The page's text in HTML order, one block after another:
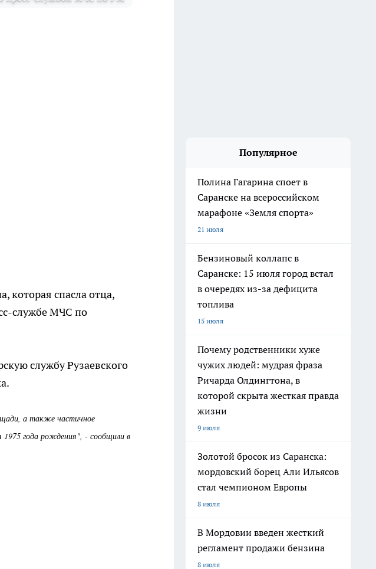
которая спасла отца,
службе МЧС по
службу Рузаевского
а также частичное
1975 года рождения", - сообщили в
Популярное
Полина Гагарина споет в
Саранске на всероссийском
марафоне «Земля спорта»
21 июля
Бензиновый коллапс в
Саранске: 15 июля город встал
в очередях из-за дефицита
топлива
15 июля
Почему родственники хуже
чужих людей: мудрая фраза
Ричарда Олдингтона, в
которой скрыта жесткая правда
жизни
9 июля
Золотой бросок из Саранска:
мордовский борец Али Ильясов
стал чемпионом Европы
8 июля
В Мордовии введен жесткий
регламент продажи бензина
8 июля